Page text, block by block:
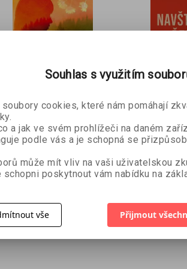
Emiko Jean
359 Kč 399 Kč
Souhlas s využitím
cookies, které nám pomáhají
a jak ve svém prohlížeči na daném
podle vás a je schopná se
může mít vliv na vaši uživatelskou
poskytnout vám nabídku na
vše Přijmout